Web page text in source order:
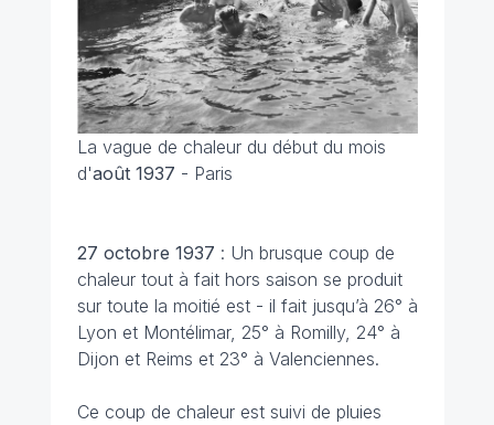
La vague de chaleur du début du mois
d'août 1937 - Paris
27 octobre 1937 : Un brusque coup de
chaleur tout à fait hors saison se produit
sur toute la moitié est - il fait jusqu’à 26° à
Lyon et Montélimar, 25° à Romilly, 24° à
Dijon et Reims et 23° à Valenciennes.
Ce coup de chaleur est suivi de pluies